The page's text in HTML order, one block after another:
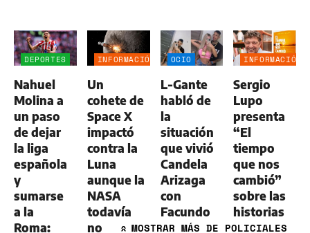
DEPORTES
Nahuel
Molina a
un paso
de dejar
la liga
española
y
sumarse
a la
Roma:
INFORMACIÓN
Un
cohete de
Space X
impactó
contra la
Luna
aunque la
NASA
todavía
no
OCIO
L-Gante
habló de
la
situación
que vivió
Candela
Arizaga
con
Facundo
Moyano:
INFORMACIÓN
Sergio
Lupo
presenta
“El
tiempo
que nos
cambió”
sobre las
historias
y
» MOSTRAR MÁS DE POLICIALES